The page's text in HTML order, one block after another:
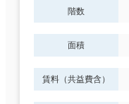
階数
面積
賃料（共益費含）